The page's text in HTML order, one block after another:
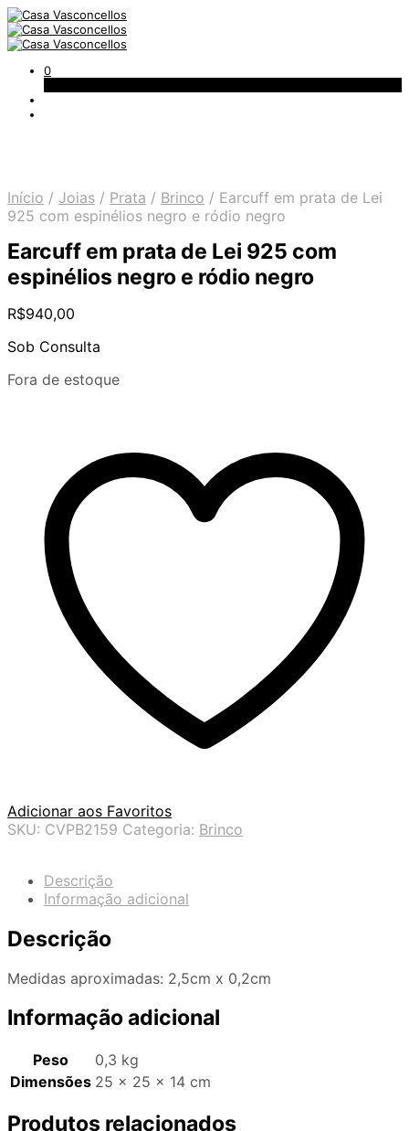
0
Início / Joias / Prata / Brinco / Earcuff em prata de Lei
925 com espinélios negro e ródio negro
Earcuff em prata de Lei 925 com
espinélios negro e ródio negro
R$940,00
Sob Consulta
Fora de estoque
Adicionar aos Favoritos
SKU: CVPB2159 Categoria: Brinco
Descrição
Informação adicional
Descrição
Medidas aproximadas: 2,5cm x 0,2cm
Informação adicional
Peso
0,3 kg
Dimensões 25 × 25 × 14 cm
Produtos relacionados